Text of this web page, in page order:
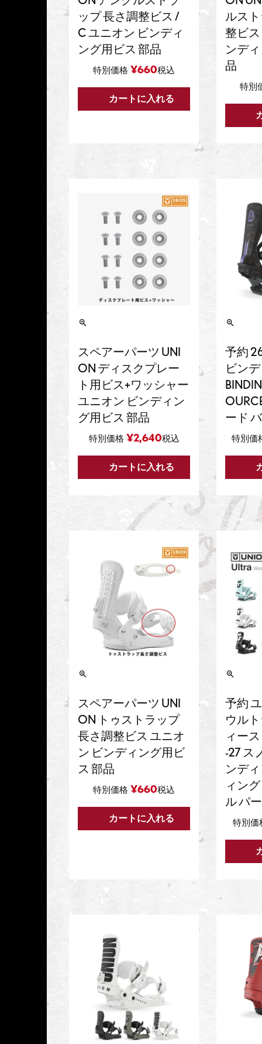
ップ 長さ調整ビス /
C ユニオン ビンディ
ング用ビス 部品
特別価格 ¥660税込
カートに入れる
ルス
整ビス
ンデ
品
特別
スペアーパーツ UNI
ON ディスクプレー
ト用ビス+ワッシャー
ユニオン ビンディン
グ用ビス 部品
特別価格 ¥2,640税込
カートに入れる
予約
ビン
ード
特別価
スペアーパーツ UNI
ON トゥストラップ
長さ調整ビス ユニオ
ン ビンディング用ビ
ス 部品
特別価格 ¥660税込
カートに入れる
予約
ウルト
ィー
-27 ス
ンデ
ィン
ル パ
特別価